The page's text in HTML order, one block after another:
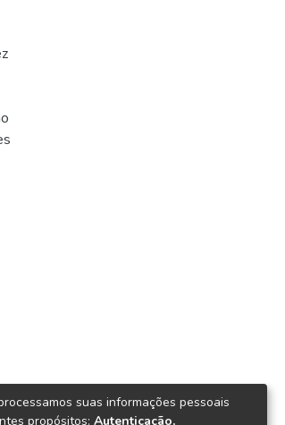
suas informações pessoais
propósitos: Autenticação,